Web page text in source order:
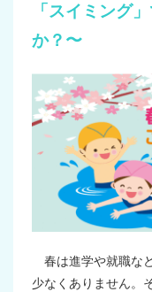
「スイミング
か？〜
春は進学や就職な
少なくありません。